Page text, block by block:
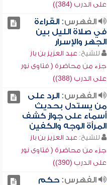
على الدرب (384))
الفهرس:القراءة
في صلاة الليل بين
الجهر والإسرار
للشيخ: عبد العزيز بن باز
جزء من محاضرة ( فتاوى نور
على الدرب (388))
الفهرس:الرد على
من يستدل بحديث
أسماء على جواز كشف
المرأة الوجه والكفين
للشيخ: عبد العزيز بن باز
جزء من محاضرة ( فتاوى نور
على الدرب (390))
الفهرس:حكم